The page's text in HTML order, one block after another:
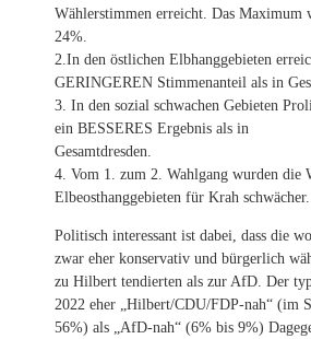
Wählerstimmen erreicht. Das Maximum
24%.
2.In den östlichen Elbhanggebieten
GERINGEREN Stimmenanteil als in
3. In den sozial schwachen Gebieten
ein BESSERES Ergebnis als in
Gesamtdresden.
4. Vom 1. zum 2. Wahlgang wurden die
Elbeosthanggebieten für Krah schwächer.
Politisch interessant ist dabei, dass die
zwar eher konservativ und bürgerlich
zu Hilbert tendierten als zur AfD. Der
2022 eher „Hilbert/CDU/FDP-nah“ (im
56%) als „AfD-nah“ (6% bis 9%)